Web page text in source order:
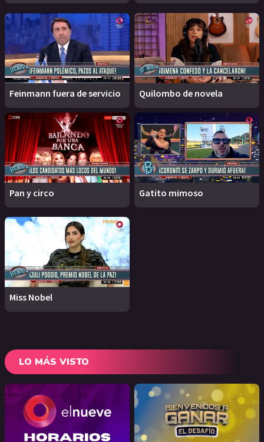
Feinmann fuera de servicio Quilombo de novela
Pan y circo Gatito mimoso
Miss Nobel
LO MÁS VISTO